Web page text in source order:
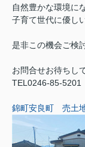
自然豊かな環境に
子育て世代に優し
是非この機会ご検
お問合せお待ちし
TEL0246-85-5201
錦町安良町 売土